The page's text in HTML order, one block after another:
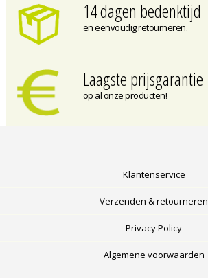
14 dagen bedenktijd
en eenvoudig retourneren.
Laagste prijsgarantie
op al onze producten!
Klantenservice
Verzenden & retourneren
Privacy Policy
Algemene voorwaarden